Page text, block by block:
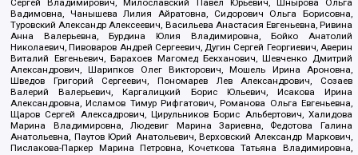
Сергей Владимирович, Милославский Павел Юрьевич, Шнырова Ольга
Вадимовна, Чанышева Лилия Айратовна, Сидорович Ольга Борисовна,
Туровский Александр Алексеевич, Васильева Анастасия Евгеньевна, Ривина
Анна Валерьевна, Бурдина Юлия Владимировна, Бойко Анатолий
Николаевич, Пивоваров Андрей Сергеевич, Дугин Сергей Георгиевич, Аверин
Виталий Евгеньевич, Барахоев Магомед Бекханович, Шевченко Дмитрий
Александрович, Шарипков Олег Викторович, Мошель Ирина Ароновна,
Шведов Григорий Сергеевич, Пономарев Лев Александрович, Созаев
Валерий Валерьевич, Каргалицкий Борис Юльевич, Исакова Ирина
Александровна, Исламов Тимур Рифгатович, Романова Ольга Евгеньевна,
Щаров Сергей Алексадрович, Цирульников Борис Альбертович, Халидова
Марина Владимировна, Людевиг Марина Зариевна, Федотова Галина
Анатольевна, Паутов Юрий Анатольевич, Верховский Александр Маркович,
Пислакова-Паркер Марина Петровна, Кочеткова Татьяна Владимировна,